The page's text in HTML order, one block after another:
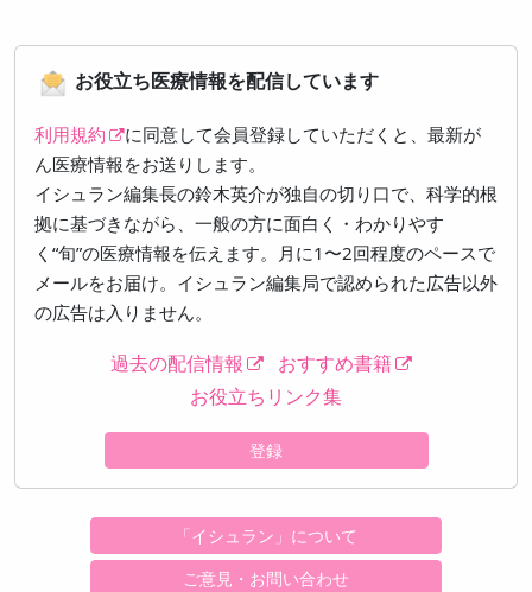
お役立ち医療情報を配信しています
利用規約
に同意して会員登録していただくと、最新が
ん医療情報をお送りします。
イシュラン編集長の鈴木英介が独自の切り口で、科学的根
拠に基づきながら、一般の方に面白く・わかりやす
く“旬”の医療情報を伝えます。月に1〜2回程度のペースで
メールをお届け。イシュラン編集局で認められた広告以外
の広告は入りません。
過去の配信情報
おすすめ書籍
お役立ちリンク集
登録
「イシュラン」について
ご意見・お問い合わせ